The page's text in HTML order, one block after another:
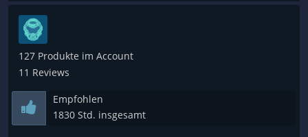
des Franchise ein Augenschmauss.
Fazit:
Das Spiel ist indirekt SAO Lost Song 2 und bietet
wenig Neuerungen und grafisch hat sich nichts
getan, dennoch kann das Spiel mit alten Charme
und guten Interaktionen zwischen den Charakteren
gut Punkten. Zudem bringen die AW Charaktere
und wer nicht selber spielen will... hier ein Video
meines Ersteindrucks
https://youtu.be/mgCjrb_f1t8
127 Produkte im Account
11 Reviews
Empfohlen
1830 Std. insgesamt